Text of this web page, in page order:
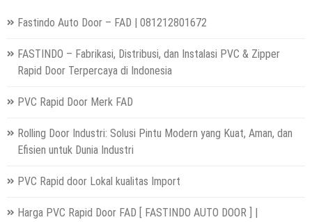
Fastindo Auto Door – FAD | 081212801672
FASTINDO – Fabrikasi, Distribusi, dan Instalasi PVC & Zipper
Rapid Door Terpercaya di Indonesia
PVC Rapid Door Merk FAD
Rolling Door Industri: Solusi Pintu Modern yang Kuat, Aman, dan
Efisien untuk Dunia Industri
PVC Rapid door Lokal kualitas Import
Harga PVC Rapid Door FAD [ FASTINDO AUTO DOOR ] |